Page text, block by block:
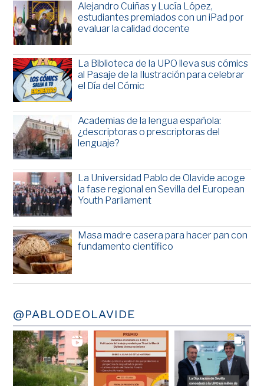
Alejandro Cuiñas y Lucía López,
estudiantes premiados con un iPad por
evaluar la calidad docente
La Biblioteca de la UPO lleva sus cómics
al Pasaje de la Ilustración para celebrar
el Día del Cómic
Academias de la lengua española:
¿descriptoras o prescriptoras del
lenguaje?
La Universidad Pablo de Olavide acoge
la fase regional en Sevilla del European
Youth Parliament
Masa madre casera para hacer pan con
fundamento científico
@PABLODEOLAVIDE